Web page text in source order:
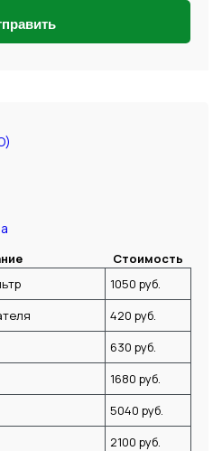
Стоимость
1050 руб.
420 руб.
630 руб.
1680 руб.
5040 руб.
2100 руб.